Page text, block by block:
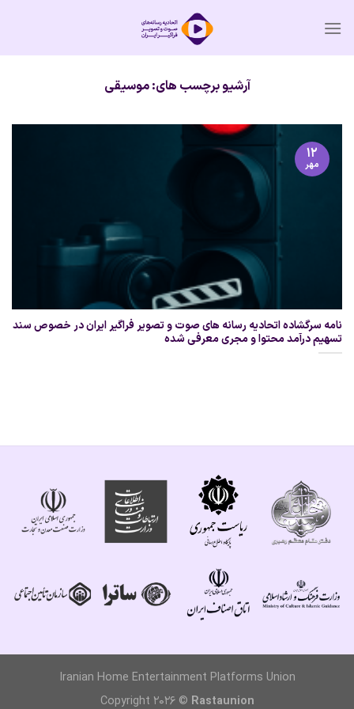
آرشیو برچسب های:موسیقی
نامه سرگشاده اتحادیه رسانه های صوت و تصویر فراگیر ایران در خصوص سند
تسهیم درآمد محتوا و مجری معرفی شده
۱۲
مهر
Iranian Home Entertainment Platforms Union
Copyright 2026 © Rastaunion